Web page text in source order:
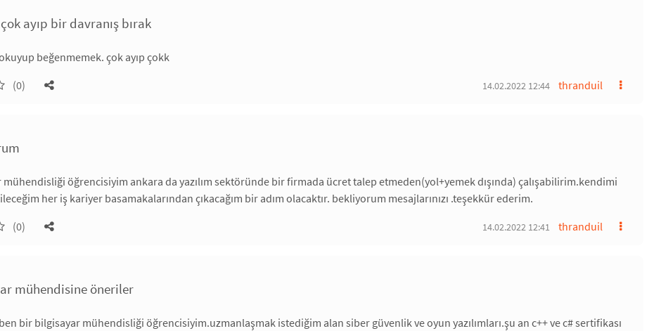
ayıp bir davranış bırak
okuyup beğenmemek. çok ayıp çokk
(0) thranduil
14.02.2022 12:44
mühendisliği öğrencisiyim ankara da yazılım sektöründe bir firmada ücret talep etmeden(yol+yemek dışında) çalışabilirim.kendimi
her iş kariyer basamakalarından çıkacağım bir adım olacaktır. bekliyorum mesajlarınızı .teşekkür ederim.
(0) thranduil
14.02.2022 12:41
mühendisine öneriler
bir bilgisayar mühendisliği öğrencisiyim.uzmanlaşmak istediğim alan siber güvenlik ve oyun yazılımları.şu an c++ ve c# sertifikası